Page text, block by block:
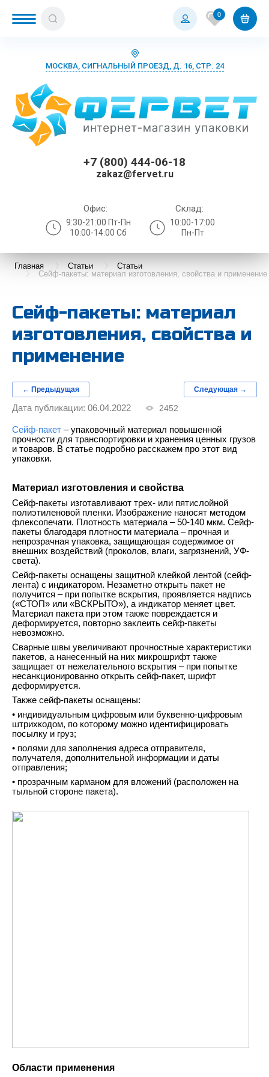
0
МОСКВА, СИГНАЛЬНЫЙ ПРОЕЗД, Д. 16, СТР. 24
+7 (800) 444-06-18
zakaz@fervet.ru
Офис:
9:30-21:00 Пт-Пн
10:00-14:00 Сб
Склад:
10:00-17:00
Пн-Пт
Главная Статьи
Статьи
Сейф-пакеты: материал изготовления, свойства и применение
Сейф-пакеты: материал
изготовления, свойства и
применение
← Предыдущая Следующая →
Дата публикации: 06.04.2022 2452
Сейф-пакет – упаковочный материал повышенной
прочности для транспортировки и хранения ценных грузов
и товаров. В статье подробно расскажем про этот вид
упаковки.
Материал изготовления и свойства
Сейф-пакеты изготавливают трех- или пятислойной
полиэтиленовой пленки. Изображение наносят методом
флексопечати. Плотность материала – 50-140 мкм. Сейф-
пакеты благодаря плотности материала – прочная и
непрозрачная упаковка, защищающая содержимое от
внешних воздействий (проколов, влаги, загрязнений, УФ-
света).
Сейф-пакеты оснащены защитной клейкой лентой (сейф-
лента) с индикатором. Незаметно открыть пакет не
получится – при попытке вскрытия, проявляется надпись
(«СТОП» или «ВСКРЫТО»), а индикатор меняет цвет.
Материал пакета при этом также повреждается и
деформируется, повторно заклеить сейф-пакеты
невозможно.
Сварные швы увеличивают прочностные характеристики
пакетов, а нанесенный на них микрошрифт также
защищает от нежелательного вскрытия – при попытке
несанкционированно открыть сейф-пакет, шрифт
деформируется.
Также сейф-пакеты оснащены:
• индивидуальным цифровым или буквенно-цифровым
штрихкодом, по которому можно идентифицировать
посылку и груз;
• полями для заполнения адреса отправителя,
получателя, дополнительной информации и даты
отправления;
• прозрачным карманом для вложений (расположен на
тыльной стороне пакета).
Области применения